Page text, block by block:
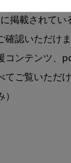
掲載されてい
確認いただけ
コンテンツ、
てご覧いただけ
）